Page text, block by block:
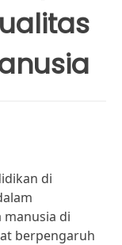
di
di
berpengaruh